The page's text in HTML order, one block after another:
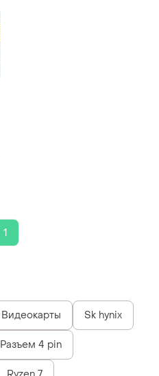
1
Видеокарты Sk hynix
Разъем 4 pin